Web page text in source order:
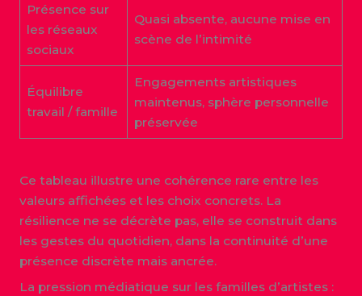
Présence sur
les réseaux
sociaux
Quasi absente, aucune mise en
scène de l’intimité
Équilibre
travail / famille
Engagements artistiques
maintenus, sphère personnelle
préservée
Ce tableau illustre une cohérence rare entre les
valeurs affichées et les choix concrets. La
résilience ne se décrète pas, elle se construit dans
les gestes du quotidien, dans la continuité d’une
présence discrète mais ancrée.
La pression médiatique sur les familles d’artistes :